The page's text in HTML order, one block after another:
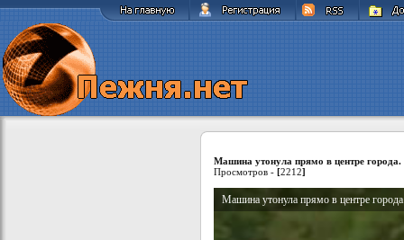
Машина утонула прямо в центре города.
Просмотров - [2212]
Машина утонула прямо в центре